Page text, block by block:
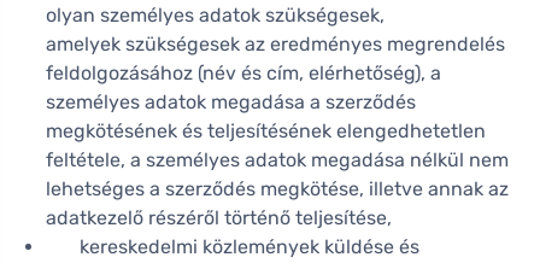
olyan személyes adatok szükségesek,
amelyek szükségesek az eredményes megrendelés
feldolgozásához (név és cím, elérhetőség), a
személyes adatok megadása a szerződés
megkötésének és teljesítésének elengedhetetlen
feltétele, a személyes adatok megadása nélkül nem
lehetséges a szerződés megkötése, illetve annak az
adatkezelő részéről történő teljesítése,
kereskedelmi közlemények küldése és